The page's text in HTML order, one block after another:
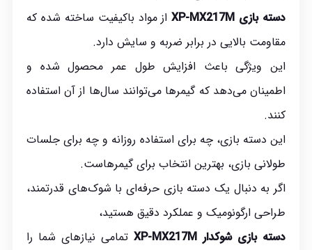
دسته بازی XP-MX217M
از مواد باکیفیت ساخته شده که
مقاومت بالایی در برابر ضربه و سایش دارد.
این ویژگی باعث افزایش طول عمر محصول شده و
اطمینان می‌دهد که گیمرها می‌توانند سال‌ها از آن استفاده
کنند.
این دسته بازی، چه برای استفاده روزانه و چه برای جلسات
طولانی بازی، بهترین انتخاب برای گیمرهاست.
اگر به دنبال یک دسته بازی حرفه‌ای با شوک‌های قدرتمند،
طراحی ارگونومیک و عملکرد دقیق هستید،
دسته بازی شوکدار XP-MX217M
تمامی نیازهای شما را